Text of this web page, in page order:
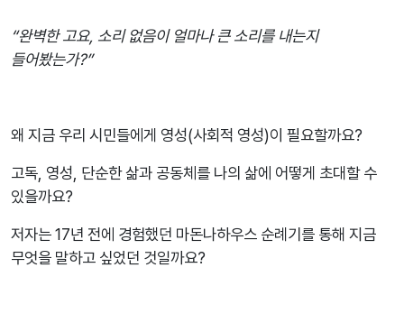
“완벽한 고요, 소리 없음이 얼마나 큰 소리를 내는지
들어봤는가?”
왜 지금 우리 시민들에게 영성(사회적 영성)이 필요할까요?
고독, 영성, 단순한 삶과 공동체를 나의 삶에 어떻게 초대할 수
있을까요?
저자는 17년 전에 경험했던 마돈나하우스 순례기를 통해 지금
무엇을 말하고 싶었던 것일까요?